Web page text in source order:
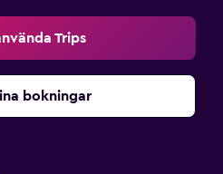
Trips
bokningar